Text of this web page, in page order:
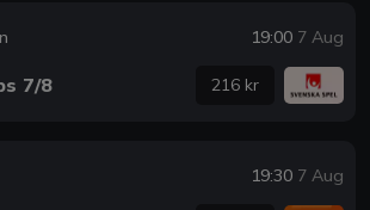
19:00 7 Aug
7/8 216 kr
19:30 7 Aug